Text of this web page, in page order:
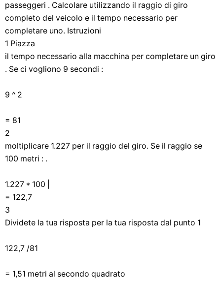
passeggeri . Calcolare utilizzando il raggio di giro
completo del veicolo e il tempo necessario per
completare uno. Istruzioni
1 Piazza
il tempo necessario alla macchina per completare un giro
. Se ci vogliono 9 secondi :
9 ^ 2
= 81
2
moltiplicare 1.227 per il raggio del giro. Se il raggio se
100 metri : .
1.227 * 100 |
= 122,7
3
Dividete la tua risposta per la tua risposta dal punto 1
122,7 /81
= 1,51 metri al secondo quadrato